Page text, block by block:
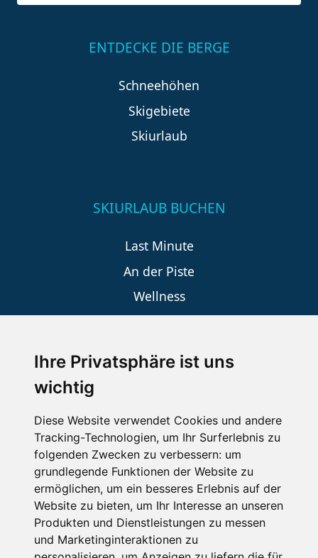
Ihre Privatsphäre ist uns
wichtig
Diese Website verwendet Cookies und andere
Tracking-Technologien, um Ihr Surferlebnis zu
folgenden Zwecken zu verbessern: um
grundlegende Funktionen der Website zu
ermöglichen, um ein besseres Erlebnis auf der
Website zu bieten, um Ihr Interesse an unseren
Produkten und Dienstleistungen zu messen
und Marketinginteraktionen zu
ENTDECKE DIE BERGE
Schneehöhen
Skigebiete
Skiurlaub
SKIURLAUB BUCHEN
Last Minute
An der Piste
Wellness
SCHNEEHÖHEN SKI APP
Die Schneehoehen Ski APP für iOS und Android - Ein
Muss für alle Wintersportler und Schneefreaks!